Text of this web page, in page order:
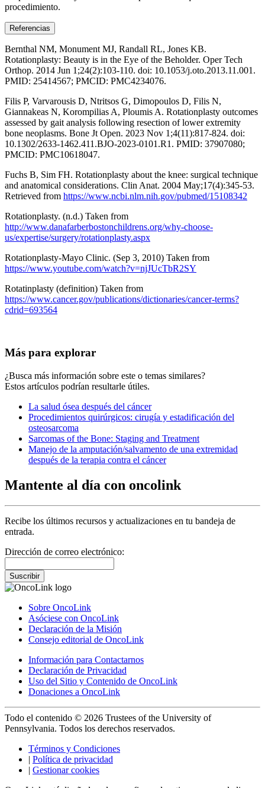
procedimiento.
Referencias
Bernthal NM, Monument MJ, Randall RL, Jones KB.
Rotationplasty: Beauty is in the Eye of the Beholder. Oper Tech
Orthop. 2014 Jun 1;24(2):103-110. doi: 10.1053/j.oto.2013.11.001.
PMID: 25414567; PMCID: PMC4234076.
Filis P, Varvarousis D, Ntritsos G, Dimopoulos D, Filis N,
Giannakeas N, Korompilias A, Ploumis A. Rotationplasty outcomes
assessed by gait analysis following resection of lower extremity
bone neoplasms. Bone Jt Open. 2023 Nov 1;4(11):817-824. doi:
10.1302/2633-1462.411.BJO-2023-0101.R1. PMID: 37907080;
PMCID: PMC10618047.
Fuchs B, Sim FH. Rotationplasty about the knee: surgical technique
and anatomical considerations. Clin Anat. 2004 May;17(4):345-53.
Retrieved from https://www.ncbi.nlm.nih.gov/pubmed/15108342
Rotationplasty. (n.d.) Taken from
http://www.danafarberbostonchildrens.org/why-choose-
us/expertise/surgery/rotationplasty.aspx
Rotationplasty-Mayo Clinic. (Sep 3, 2010) Taken from
https://www.youtube.com/watch?v=njJUcTbR2SY
Rotatinplasty (definition) Taken from
https://www.cancer.gov/publications/dictionaries/cancer-terms?
cdrid=693564
Más para explorar
¿Busca más información sobre este o temas similares?
Estos artículos podrían resultarle útiles.
La salud ósea después del cáncer
Procedimientos quirúrgicos: cirugía y estadificación del
osteosarcoma
Sarcomas of the Bone: Staging and Treatment
Manejo de la amputación/salvamento de una extremidad
después de la terapia contra el cáncer
Mantente al día con oncolink
Recibe los últimos recursos y actualizaciones en tu bandeja de
entrada.
Dirección de correo electrónico:
Suscribir
Sobre OncoLink
Asóciese con OncoLink
Declaración de la Misión
Consejo editorial de OncoLink
Información para Contactarnos
Declaración de Privacidad
Uso del Sitio y Contenido de OncoLink
Donaciones a OncoLink
Todo el contenido © 2026 Trustees of the University of
Pennsylvania. Todos los derechos reservados.
Términos y Condiciones
| Política de privacidad
| Gestionar cookies